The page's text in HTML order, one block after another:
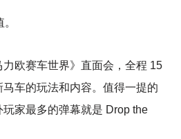
欧赛车世界》直面会，全程 15
车的玩法和内容。值得一提的
家最多的弹幕就是 Drop the